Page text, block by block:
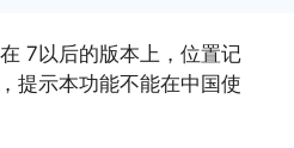
7以后的版本上，位置记
提示本功能不能在中国使